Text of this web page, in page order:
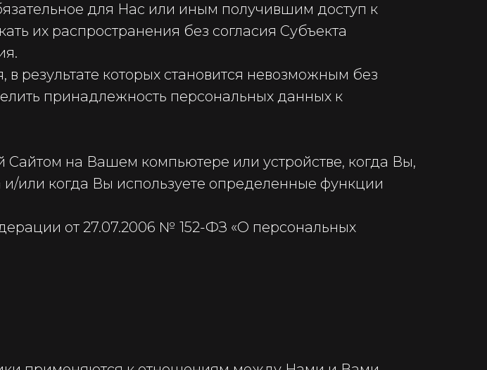
для Нас или иным получившим доступ к
их распространения без согласия Субъекта
в результате которых становится невозможным без
принадлежность персональных данных к
на Вашем компьютере или устройстве, когда Вы,
или когда Вы используете определенные функции
от 27.07.2006 № 152-ФЗ «О персональных